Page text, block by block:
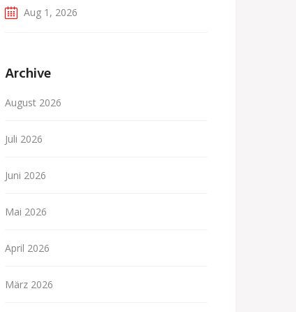
Aug 1, 2026
Archive
August 2026
Juli 2026
Juni 2026
Mai 2026
April 2026
März 2026